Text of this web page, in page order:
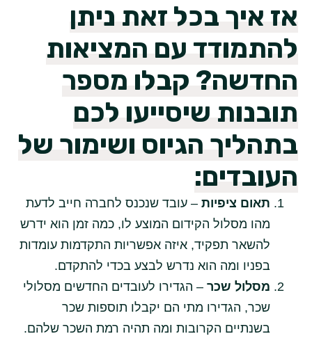
אז איך בכל זאת ניתן
להתמודד עם המציאות
החדשה? קבלו מספר
תובנות שיסייעו לכם
בתהליך הגיוס ושימור של
העובדים:
תאום ציפיות – עובד שנכנס לחברה חייב לדעת
מהו מסלול הקידום המוצע לו, כמה זמן הוא ידרש
להשאר תפקיד, איזה אפשריות התקדמות עומדות
בפניו ומה הוא נדרש לבצע בכדי להתקדם.
מסלול שכר – הגדירו לעובדים החדשים מסלולי
שכר, הגדירו מתי הם יקבלו תוספות שכר
בשנתיים הקרובות ומה תהיה רמת השכר שלהם.